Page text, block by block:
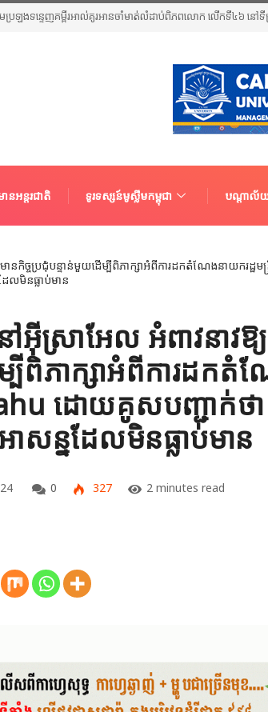
ឡងទន្ទេញគម្ពីរអាល់គូរអានចាំមាត់លំដាប់ពិភពលោក លើកទី៤៦ នៅទី
នអន្តរជាតិ ទូរទស្សន៍មូស្លីមកម្ពុជា បណ្តាល័យ
ស្រាអែល អំពាវនាវឱ្យ
បីពិភាក្សាអំពីការដក
ដោយគូសបញ្ជាក់ថ
ាសន្នដែលមិនធ្លាប់មាន
0 327 2 minutes read